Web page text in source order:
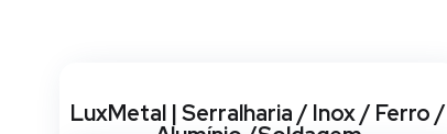
LuxMetal | Serralharia / Inox / Ferro /